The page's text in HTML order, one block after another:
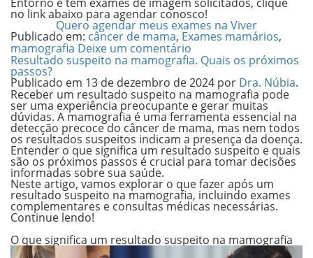
no link abaixo para agendar conosco!
Quero agendar meus exames na Viver
Publicado em: câncer de mama, Exames mamários,
mamografia Deixe um comentário
Resultado suspeito na mamografia. Quais os próximos
passos?
Publicado em 13 de dezembro de 2024 por Dra. Núbia.
Receber um resultado suspeito na mamografia pode
ser uma experiência preocupante e gerar muitas
dúvidas. A mamografia é uma ferramenta essencial na
detecção precoce do câncer de mama, mas nem todos
os resultados suspeitos indicam a presença da doença.
Entender o que significa um resultado suspeito e quais
são os próximos passos é crucial para tomar decisões
informadas sobre sua saúde.
Neste artigo, vamos explorar o que fazer após um
resultado suspeito na mamografia, incluindo exames
complementares e consultas médicas necessárias.
Continue lendo!
O que significa um resultado suspeito na mamografia